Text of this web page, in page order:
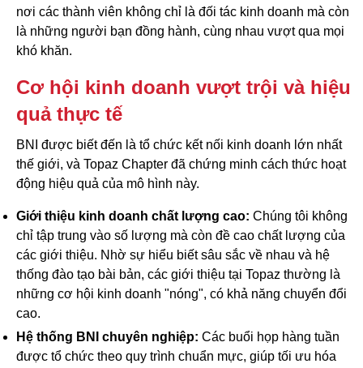
nơi các thành viên không chỉ là đối tác kinh doanh mà còn
là những người bạn đồng hành, cùng nhau vượt qua mọi
khó khăn.
Cơ hội kinh doanh vượt trội và hiệu
quả thực tế
BNI được biết đến là tổ chức kết nối kinh doanh lớn nhất
thế giới, và Topaz Chapter đã chứng minh cách thức hoạt
động hiệu quả của mô hình này.
Giới thiệu kinh doanh chất lượng cao: Chúng tôi không
chỉ tập trung vào số lượng mà còn đề cao chất lượng của
các giới thiệu. Nhờ sự hiểu biết sâu sắc về nhau và hệ
thống đào tạo bài bản, các giới thiệu tại Topaz thường là
những cơ hội kinh doanh "nóng", có khả năng chuyển đổi
cao.
Hệ thống BNI chuyên nghiệp: Các buổi họp hàng tuần
được tổ chức theo quy trình chuẩn mực, giúp tối ưu hóa